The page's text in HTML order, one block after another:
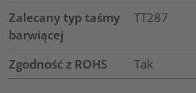
Zalecany typ taśmy
barwiącej
TT287
Zgodność z ROHS Tak